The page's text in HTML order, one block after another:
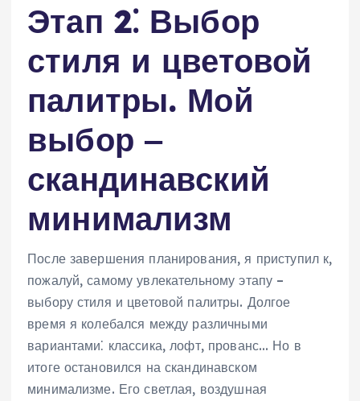
Этап 2⁚ Выбор
стиля и цветовой
палитры. Мой
выбор ‒
скандинавский
минимализм
После завершения планирования, я приступил к,
пожалуй, самому увлекательному этапу –
выбору стиля и цветовой палитры. Долгое
время я колебался между различными
вариантами⁚ классика, лофт, прованс… Но в
итоге остановился на скандинавском
минимализме. Его светлая, воздушная